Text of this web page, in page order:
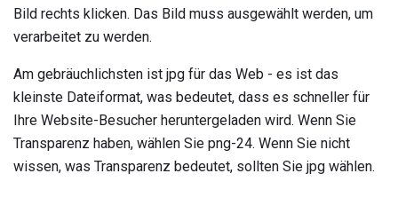
Bild rechts klicken. Das Bild muss ausgewählt werden, um
verarbeitet zu werden.
Am gebräuchlichsten ist jpg für das Web - es ist das
kleinste Dateiformat, was bedeutet, dass es schneller für
Ihre Website-Besucher heruntergeladen wird. Wenn Sie
Transparenz haben, wählen Sie png-24. Wenn Sie nicht
wissen, was Transparenz bedeutet, sollten Sie jpg wählen.